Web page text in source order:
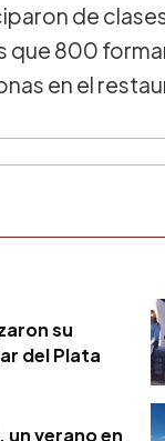
de
que 800
en el
su
del Plata
un verano en